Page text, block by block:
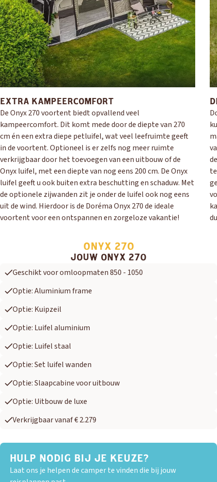
EXTRA KAMPEERCOMFORT
De Onyx 270 voortent biedt opvallend veel
kampeercomfort. Dit komt mede door de diepte van 270
cm én een extra diepe petluifel, wat veel leefruimte geeft
in de voortent. Optioneel is er zelfs nog meer ruimte
verkrijgbaar door het toevoegen van een uitbouw of de
Onyx luifel, met een diepte van nog eens 200 cm. De Onyx
luifel geeft u ook buiten extra beschutting en schaduw. Met
de optionele zijwanden zit je onder de luifel ook nog eens
uit de wind. Hierdoor is de Doréma Onyx 270 de ideale
voortent voor een ontspannen en zorgeloze vakantie!
ONYX 270
JOUW ONYX 270
Geschikt voor omloopmaten 850 - 1050
Optie: Aluminium frame
Optie: Kuipzeil
Optie: Luifel aluminium
Optie: Luifel staal
Optie: Set luifel wanden
Optie: Slaapcabine voor uitbouw
Optie: Uitbouw de luxe
Verkrijgbaar vanaf € 2.279
HULP NODIG BIJ JE KEUZE?
Laat ons je helpen de camper te vinden die bij jouw
OUD GASTEL
AdriaEriba HymerKnaus
HERPEN
AdriaBürstnerCaravelairEasy Caravanning
Eura Mobil